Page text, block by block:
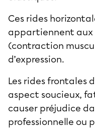
Ces rides
appartiennent aux
(contraction
d’expression.
Les rides frontales
aspect soucieux,
causer préjudice
professionnelle ou